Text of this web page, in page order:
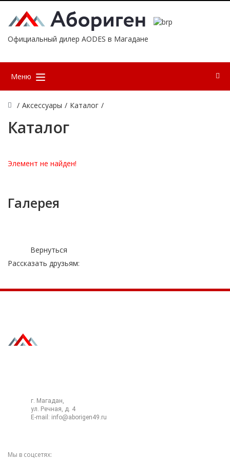
Официальный дилер AODES в Магадане
Меню
/ Аксессуары / Каталог /
Каталог
Элемент не найден!
Галерея
Вернуться
Рассказать друзьям:
г. Магадан,
ул. Речная, д. 4
E-mail: info@aborigen49.ru
Мы в соцсетях: